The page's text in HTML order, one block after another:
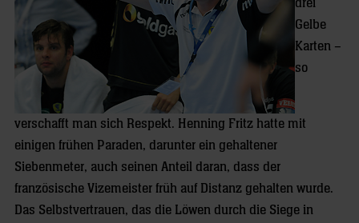
drei
Gelbe
Karten –
so
verschafft man sich Respekt. Henning Fritz hatte mit
einigen frühen Paraden, darunter ein gehaltener
Siebenmeter, auch seinen Anteil daran, dass der
französische Vizemeister früh auf Distanz gehalten wurde.
Das Selbstvertrauen, das die Löwen durch die Siege in